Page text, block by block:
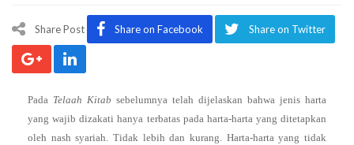
Share Post Share on Facebook Share on Twitter
Pada Telaah Kitab sebelumnya telah dijelaskan bahwa jenis harta
yang wajib dizakati hanya terbatas pada harta-harta yang ditetapkan
oleh nash syariah. Tidak lebih dan kurang. Harta-harta yang tidak